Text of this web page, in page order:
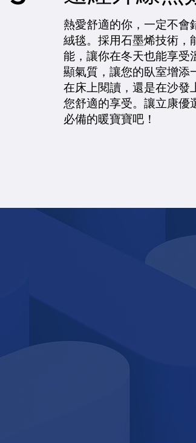
熱愛舒適的你，一定不會
絨毯。採用石墨烯技術，
能，讓你在冬天也能享受
顯氣質，讓您的臥室增添
在床上閱讀，還是在沙發
您舒適的享受。讓立康優
必備的暖寶寶吧！